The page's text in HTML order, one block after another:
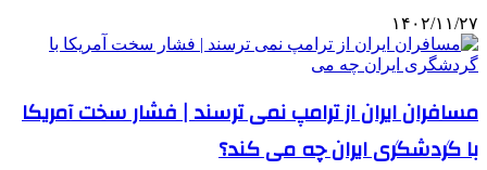
۱۴۰۲/۱۱/۲۷
مسافران ایران از ترامپ نمی ترسند | فشار سخت آمریکا
با گردشگری ایران چه می کند؟